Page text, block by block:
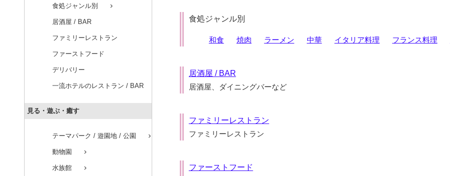
食処ジャンル別 chevron_right
居酒屋 / BAR
ファミリーレストラン
ファーストフード
デリバリー
一流ホテルのレストラン / BAR
見る・遊ぶ・癒す
テーマパーク / 遊園地 / 公園 chevron_right
動物園 chevron_right
水族館 chevron_right
食処ジャンル別
和食 焼肉 ラーメン 中華 イタリア料理 フランス料理
居酒屋 / BAR
居酒屋、ダイニングバーなど
ファミリーレストラン
ファミリーレストラン
ファーストフード